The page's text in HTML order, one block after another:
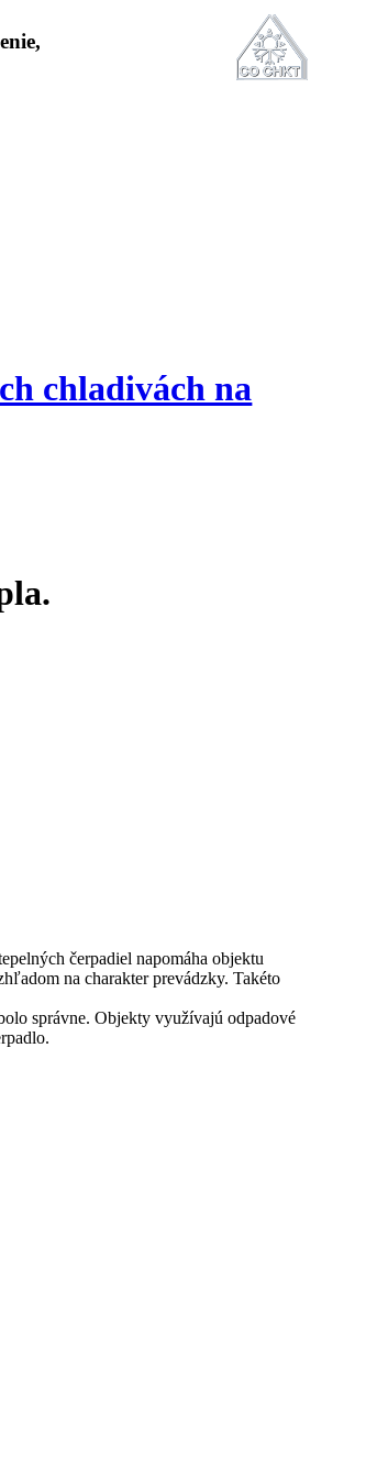
chladivách na
čerpadiel napomáha objektu
na charakter prevádzky. Takéto
správne. Objekty využívajú odpadové